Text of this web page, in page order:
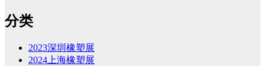
分类
2023深圳橡塑展
2024上海橡塑展